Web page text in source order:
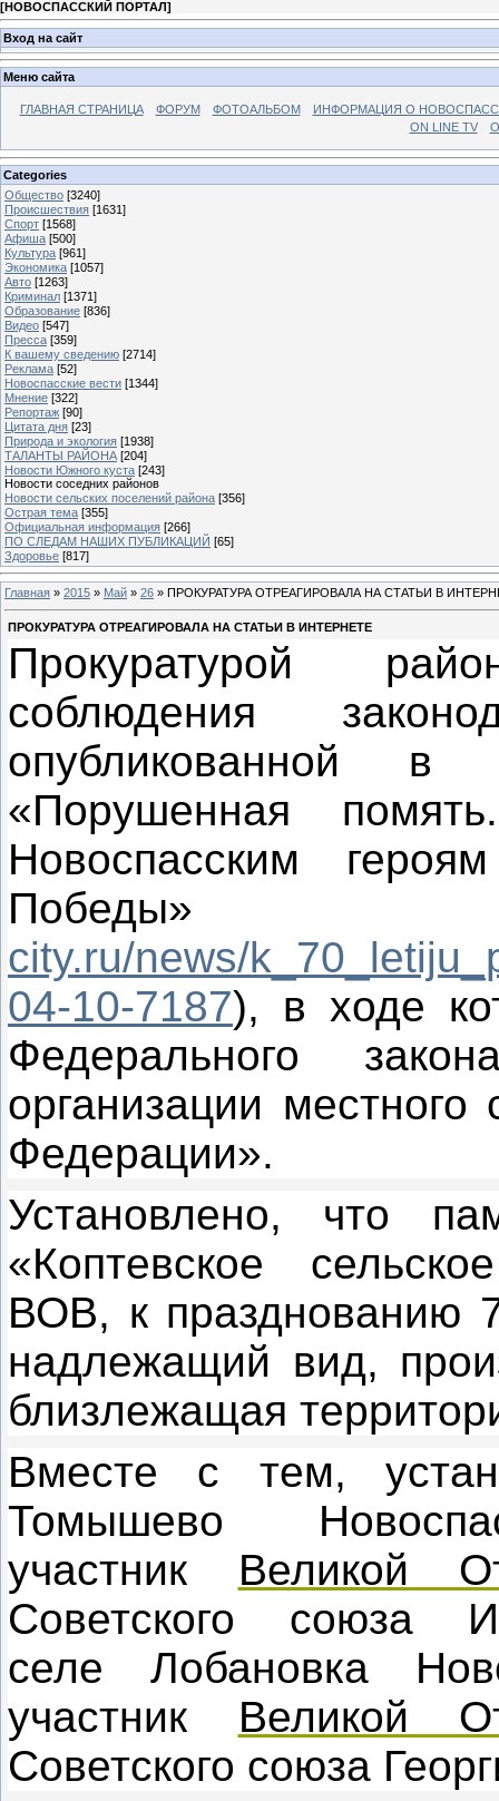
[НОВОСПАССКИЙ ПОРТАЛ]
Вход на сайт
Меню сайта
ГЛАВНАЯ СТРАНИЦА ФОРУМ ФОТОАЛЬБОМ
ИНФОРМАЦИЯ О
ON LINE TV
Categories
Общество [3240]
Происшествия [1631]
Спорт [1568]
Афиша [500]
Культура [961]
Экономика [1057]
Авто [1263]
Криминал [1371]
Образование [836]
Видео [547]
Пресса [359]
К вашему сведению [2714]
Реклама [52]
Новоспасские вести [1344]
Мнение [322]
Репортаж [90]
Цитата дня [23]
Природа и экология [1938]
ТАЛАНТЫ РАЙОНА [204]
Новости Южного куста [243]
Новости соседних районов
Новости сельских поселений района [356]
Острая тема [355]
Официальная информация [266]
ПО СЛЕДАМ НАШИХ ПУБЛИКАЦИЙ [65]
Здоровье [817]
Главная » 2015 » Май » 26 » ПРОКУРАТУРА ОТРЕАГИРОВАЛА НА СТАТЬИ В
ПРОКУРАТУРА ОТРЕАГИРОВАЛА НА СТАТЬИ В ИНТЕРНЕТЕ
Прокуратурой
соблюдения
опубликованной
«Порушенная
Новоспасским
city.ru/news/
04-10-7187), в ходе
Федерального
организации
Федерации».
Установлено, что
«Коптевское
ВОВ, к празднованию
надлежащий вид,
близлежащая
Вместе с тем,
Томышево
участник Великой
Советского союза
селе Лобановка
участник Великой
Советского союза